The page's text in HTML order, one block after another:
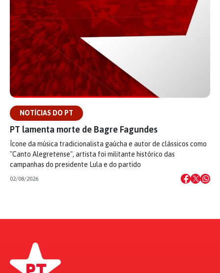
NOTÍCIAS DO PT
PT lamenta morte de Bagre Fagundes
Ícone da música tradicionalista gaúcha e autor de clássicos como
"Canto Alegretense", artista foi militante histórico das
campanhas do presidente Lula e do partido
02/08/2026